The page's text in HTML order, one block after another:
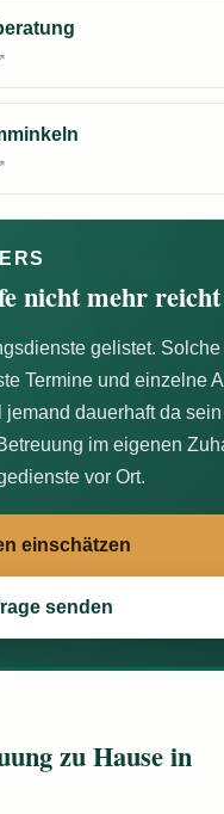
nicht mehr reicht
gelistet.
Termine und einzelne
dauerhaft da
im eigenen
vor Ort.
einschätzen
senden
zu Hause in